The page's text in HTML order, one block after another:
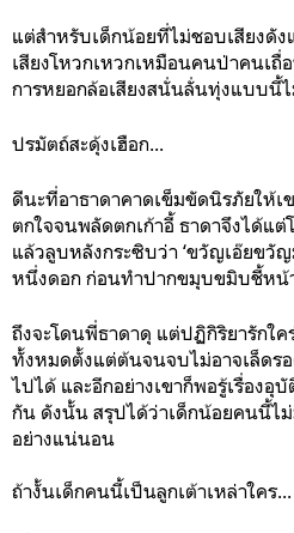
แต่สำหรับเด็กน้อยที่ไม่ชอบเสียงดั
เสียงโหวกเหวกเหมือนคนป่าคนเ
การหยอกล้อเสียงสนั่นลั่นทุ่งแบบนี้
ปรมัตถ์สะดุ้งเฮือก...
ดีนะที่อาธาดาคาดเข็มขัดนิรภัยให้เ
ตกใจจนพลัดตกเก้าอี้ ธาดาจึงได้แ
แล้วลูบหลังกระซิบว่า ‘ขวัญเอ๊ยขวั
หนึ่งดอก ก่อนทำปากขมุบขมิบชี้หน้
ถึงจะโดนพี่ธาดาดุ แต่ปฏิกิริยารักใ
ทั้งหมดตั้งแต่ต้นจนจบไม่อาจเล็ดร
ไปได้ และอีกอย่างเขาก็พอรู้เรื่องอุ
กัน ดังนั้น สรุปได้ว่าเด็กน้อยคนนี้ไ
อย่างแน่นอน
ถ้างั้นเด็กคนนี้เป็นลูกเต้าเหล่าใคร...